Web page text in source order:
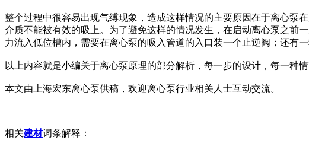
整个过程中很容易出现气缚现象，造成这样情况的主要原因在于离心泵
介质不能被有效的吸上。为了避免这样的情况发生，在启动离心泵之前
力流入低位槽内，需要在离心泵的吸入管道的入口装一个止逆阀；还有
以上内容就是小编关于离心泵原理的部分解析，每一步的设计，每一种
本文由上海宏东离心泵供稿，欢迎离心泵行业相关人士互动交流。
相关建材词条解释：